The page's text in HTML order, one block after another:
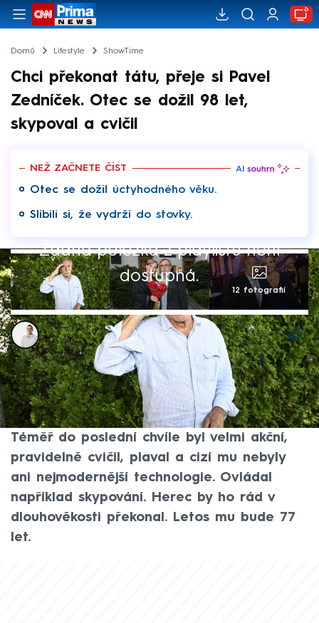
Domů Lifestyle ShowTime
Chci překonat tátu, přeje si Pavel
Zedníček. Otec se dožil 98 let,
skypoval a cvičil
NEŽ ZAČNETE ČÍST
Otec se dožil úctyhodného věku.
Slíbili si, že vydrží do stovky.
Žádná položka z playlistu není
dostupná.
12 fotografií
David Laštovka
14. čvn 2026, 06:38
Herec Pavel Zedníček pro web CNN Prima
NEWS promluvil o svém otci Bedřichovi,
který se dožil požehnaného věku 98 let.
Téměř do poslední chvíle byl velmi akční,
pravidelně cvičil, plaval a cizí mu nebyly
ani nejmodernější technologie. Ovládal
například skypování. Herec by ho rád v
dlouhověkosti překonal. Letos mu bude 77
let.